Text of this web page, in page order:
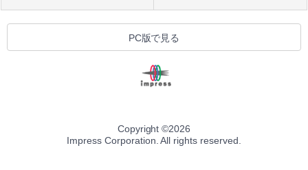
PC版で見る
Copyright ©2026
Impress Corporation. All rights reserved.